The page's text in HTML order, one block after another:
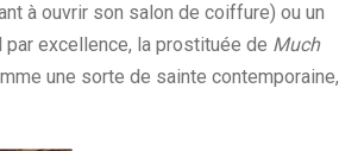
à ouvrir son salon de coiffure) ou un
excellence, la prostituée de Much
une sorte de sainte contemporaine,